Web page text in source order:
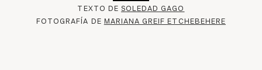
TEXTO DE SOLEDAD GAGO
FOTOGRAFÍA DE MARIANA GREIF ETCHEBEHERE